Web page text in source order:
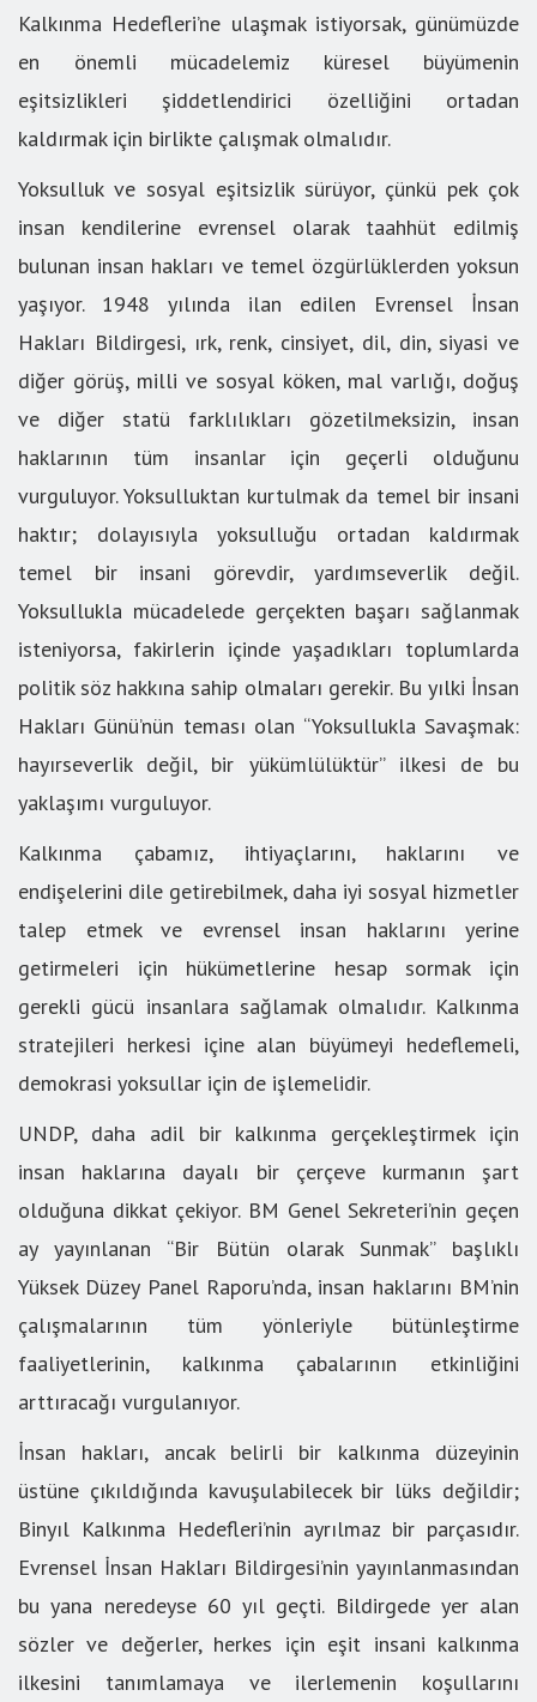
Kalkınma Hedefleri’ne ulaşmak istiyorsak, günümüzde
en önemli mücadelemiz küresel büyümenin
eşitsizlikleri şiddetlendirici özelliğini ortadan
kaldırmak için birlikte çalışmak olmalıdır.
Yoksulluk ve sosyal eşitsizlik sürüyor, çünkü pek çok
insan kendilerine evrensel olarak taahhüt edilmiş
bulunan insan hakları ve temel özgürlüklerden yoksun
yaşıyor. 1948 yılında ilan edilen Evrensel İnsan
Hakları Bildirgesi, ırk, renk, cinsiyet, dil, din, siyasi ve
diğer görüş, milli ve sosyal köken, mal varlığı, doğuş
ve diğer statü farklılıkları gözetilmeksizin, insan
haklarının tüm insanlar için geçerli olduğunu
vurguluyor. Yoksulluktan kurtulmak da temel bir insani
haktır; dolayısıyla yoksulluğu ortadan kaldırmak
temel bir insani görevdir, yardımseverlik değil.
Yoksullukla mücadelede gerçekten başarı sağlanmak
isteniyorsa, fakirlerin içinde yaşadıkları toplumlarda
politik söz hakkına sahip olmaları gerekir. Bu yılki İnsan
Hakları Günü’nün teması olan “Yoksullukla Savaşmak:
hayırseverlik değil, bir yükümlülüktür” ilkesi de bu
yaklaşımı vurguluyor.
Kalkınma çabamız, ihtiyaçlarını, haklarını ve
endişelerini dile getirebilmek, daha iyi sosyal hizmetler
talep etmek ve evrensel insan haklarını yerine
getirmeleri için hükümetlerine hesap sormak için
gerekli gücü insanlara sağlamak olmalıdır. Kalkınma
stratejileri herkesi içine alan büyümeyi hedeflemeli,
demokrasi yoksullar için de işlemelidir.
UNDP, daha adil bir kalkınma gerçekleştirmek için
insan haklarına dayalı bir çerçeve kurmanın şart
olduğuna dikkat çekiyor. BM Genel Sekreteri’nin geçen
ay yayınlanan “Bir Bütün olarak Sunmak” başlıklı
Yüksek Düzey Panel Raporu’nda, insan haklarını BM’nin
çalışmalarının tüm yönleriyle bütünleştirme
faaliyetlerinin, kalkınma çabalarının etkinliğini
arttıracağı vurgulanıyor.
İnsan hakları, ancak belirli bir kalkınma düzeyinin
üstüne çıkıldığında kavuşulabilecek bir lüks değildir;
Binyıl Kalkınma Hedefleri’nin ayrılmaz bir parçasıdır.
Evrensel İnsan Hakları Bildirgesi’nin yayınlanmasından
bu yana neredeyse 60 yıl geçti. Bildirgede yer alan
sözler ve değerler, herkes için eşit insani kalkınma
ilkesini tanımlamaya ve ilerlemenin koşullarını